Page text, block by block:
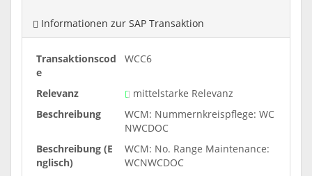
Informationen zur SAP Transaktion
Transaktionscod
e
WCC6
Relevanz
mittelstarke Relevanz
Beschreibung
WCM: Nummernkreispflege: WC
NWCDOC
Beschreibung (E
nglisch)
WCM: No. Range Maintenance:
WCNWCDOC